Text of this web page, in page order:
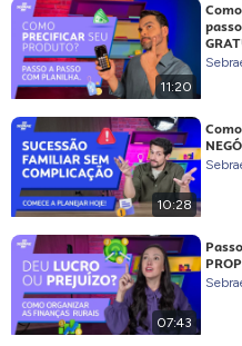
11:20
10:28
07:43